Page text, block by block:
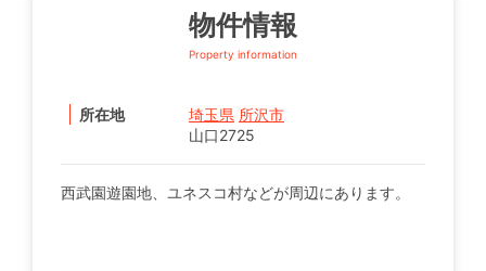
物件情報
Property information
所在地 埼玉県 所沢市
山口2725
西武園遊園地、ユネスコ村などが周辺にあります。